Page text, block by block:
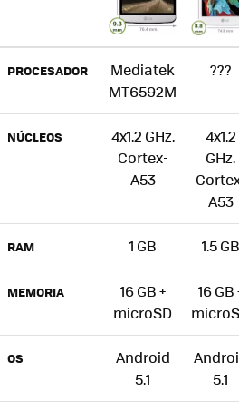
PROCESADOR
Mediatek
MT6592M
???
NÚCLEOS
4x1.2 GHz.
Cortex-
A53
4x1.2
GHz.
A53
RAM 1 GB 1.5 GB
MEMORIA
16 GB +
microSD
16 GB
OS
Android
5.1
5.1